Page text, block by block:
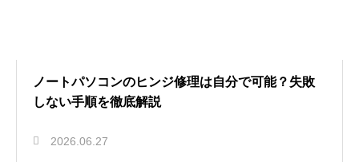
ノートパソコンのヒンジ修理は自分で可能？失敗
しない手順を徹底解説
2026.06.27